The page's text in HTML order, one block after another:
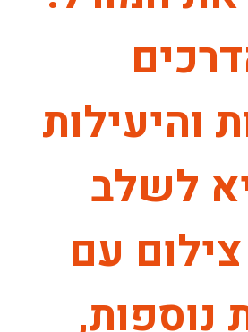
והיעילות
לשלב
עם
נוספות,